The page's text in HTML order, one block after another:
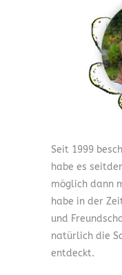
Seit 1999
habe es
möglich dann
habe in der
und
natürlich die
entdeckt.